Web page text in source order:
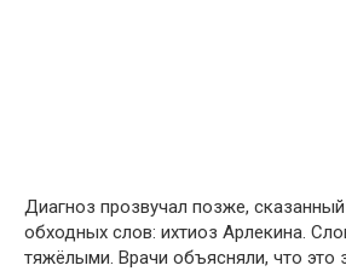
Диагноз прозвучал позже,
обходных слов: ихтиоз Арлекина.
тяжёлыми. Врачи объясняли, что это